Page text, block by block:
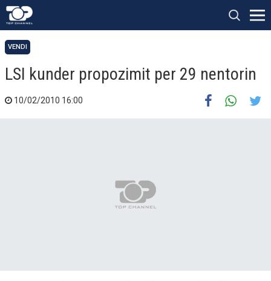
VENDI
LSI kunder propozimit per 29 nentorin
10/02/2010 16:00